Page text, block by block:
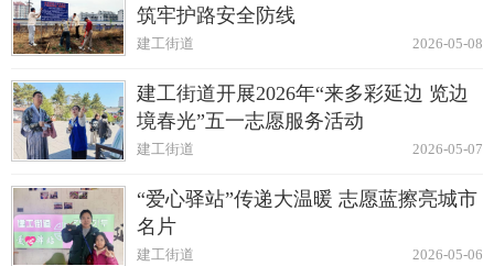
筑牢护路安全防线
2026-05-08
建工街道
建工街道开展2026年“来多彩延边 览边
境春光”五一志愿服务活动
2026-05-07
建工街道
“爱心驿站”传递大温暖 志愿蓝擦亮城市
名片
2026-05-06
建工街道